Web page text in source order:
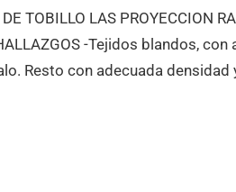
TOBILLO LAS PROYECCION
-Tejidos blandos,
Resto con adecuada densidad